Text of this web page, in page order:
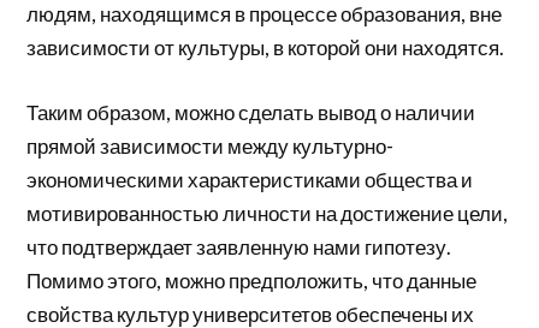
людям, находящимся в процессе образования, вне
зависимости от культуры, в которой они находятся.
Таким образом, можно сделать вывод о наличии
прямой зависимости между культурно-
экономическими характеристиками общества и
мотивированностью личности на достижение цели,
что подтверждает заявленную нами гипотезу.
Помимо этого, можно предположить, что данные
свойства культур университетов обеспечены их